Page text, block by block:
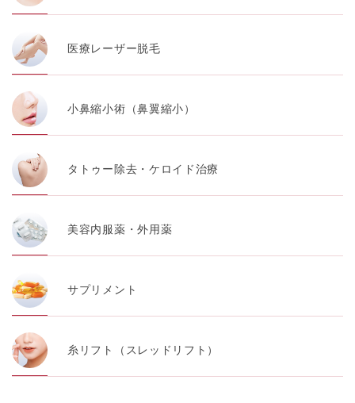
医療レーザー脱毛
小鼻縮小術（鼻翼縮小）
タトゥー除去・ケロイド治療
美容内服薬・外用薬
サプリメント
糸リフト（スレッドリフト）